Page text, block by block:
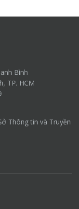
Bình
TP. HCM
Thông tin và Truyền